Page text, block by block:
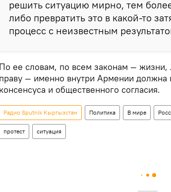
решить ситуацию мирно, тем
либо превратить это в какой-то
процесс с неизвестным
По ее словам, по всем законам —
праву — именно внутри Армении должна
консенсуса и общественного согласия.
Радио Sputnik Кыргызстан Политика В мире
протест ситуация